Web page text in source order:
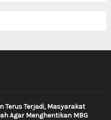
Terus Terjadi, Masyarakat
Agar Menghentikan MBG